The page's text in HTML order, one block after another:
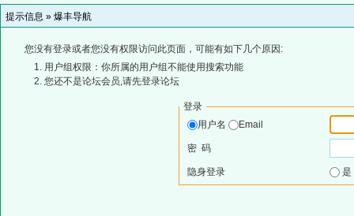
提示信息 » 爆丰导航
您没有登录或者您没有权限访问此页面，可能有如下几个原因:
用户组权限：你所属的用户组不能使用搜索功能
您还不是论坛会员,请先登录论坛
登录
用户名
Email
密 码
隐身登录